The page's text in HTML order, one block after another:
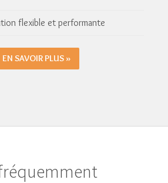
flexible et performante
EN SAVOIR PLUS »